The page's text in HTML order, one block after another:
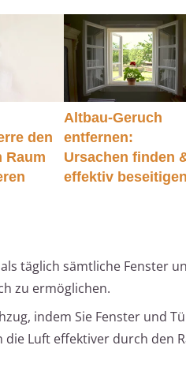
den
Raum
Altbau-Geruch
entfernen:
Ursachen finden
effektiv beseitigen
täglich sämtliche Fenster
zu ermöglichen.
indem Sie Fenster und
Luft effektiver durch den